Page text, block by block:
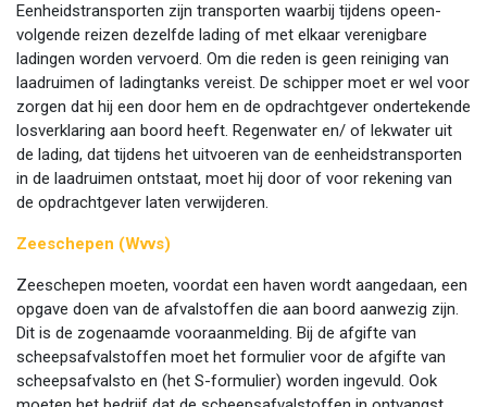
Eenheidstransporten zijn transporten waarbij tijdens opeen-
volgende reizen dezelfde lading of met elkaar verenigbare
ladingen worden vervoerd. Om die reden is geen reiniging van
laadruimen of ladingtanks vereist. De schipper moet er wel voor
zorgen dat hij een door hem en de opdrachtgever ondertekende
losverklaring aan boord heeft. Regenwater en/ of lekwater uit
de lading, dat tijdens het uitvoeren van de eenheidstransporten
in de laadruimen ontstaat, moet hij door of voor rekening van
de opdrachtgever laten verwijderen.
Zeeschepen (Wvvs)
Zeeschepen moeten, voordat een haven wordt aangedaan, een
opgave doen van de afvalstoffen die aan boord aanwezig zijn.
Dit is de zogenaamde vooraanmelding. Bij de afgifte van
scheepsafvalstoffen moet het formulier voor de afgifte van
scheepsafvalsto en (het S-formulier) worden ingevuld. Ook